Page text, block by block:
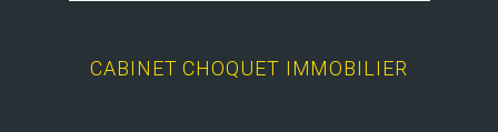
CABINET CHOQUET IMMOBILIER